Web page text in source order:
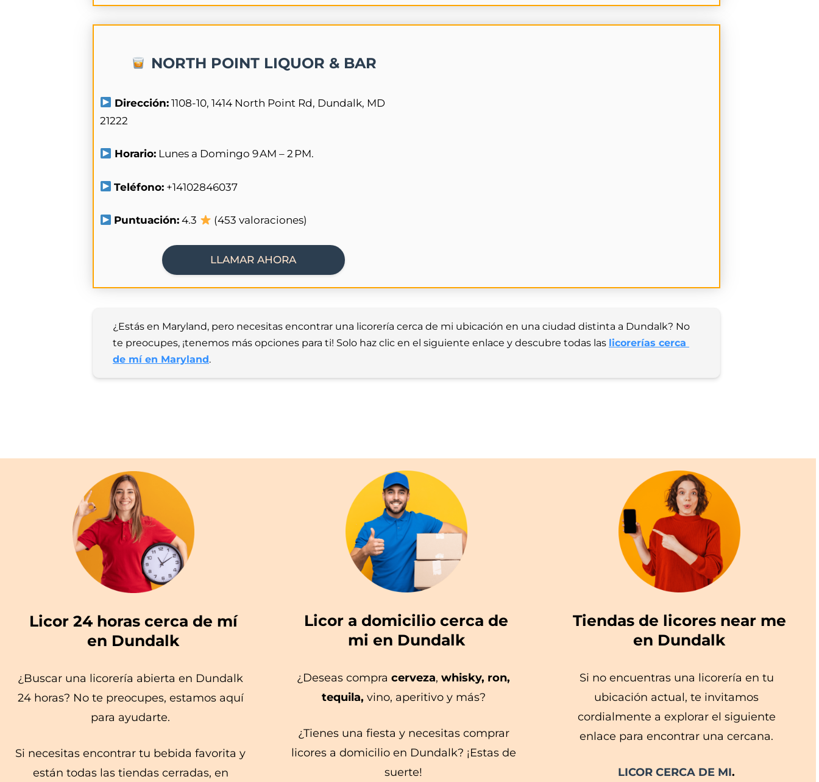
NORTH POINT LIQUOR & BAR
Dirección: 1108-10, 1414 North Point Rd, Dundalk, MD
21222
Horario: Lunes a Domingo 9 AM – 2 PM.
Teléfono: +14102846037
Puntuación: 4.3 (453 valoraciones)
LLAMAR AHORA
¿Estás en Maryland, pero necesitas encontrar una licorería cerca de mi ubicación en una ciudad distinta a Dundalk? No
te preocupes, ¡tenemos más opciones para ti! Solo haz clic en el siguiente enlace y descubre todas las licorerías cerca
de mí en Maryland.
Licor 24 horas cerca de mí
en Dundalk
¿Buscar una licorería abierta en Dundalk
24 horas? No te preocupes, estamos aquí
para ayudarte.
Si necesitas encontrar tu bebida favorita y
están todas las tiendas cerradas, en
Licor a domicilio cerca de
mi en Dundalk
¿Deseas compra cerveza, whisky, ron,
tequila, vino, aperitivo y más?
¿Tienes una fiesta y necesitas comprar
licores a domicilio en Dundalk? ¡Estas de
suerte!
Tiendas de licores near me
en Dundalk
Si no encuentras una licorería en tu
ubicación actual, te invitamos
cordialmente a explorar el siguiente
enlace para encontrar una cercana.
LICOR CERCA DE MI.